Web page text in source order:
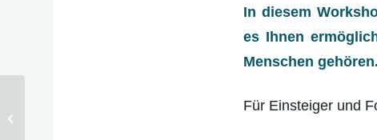
In diesem
es Ihnen
Menschen
Für Einsteiger und